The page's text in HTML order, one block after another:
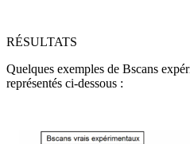
RÉSULTATS
Quelques exemples de Bscans
représentés ci-dessous :